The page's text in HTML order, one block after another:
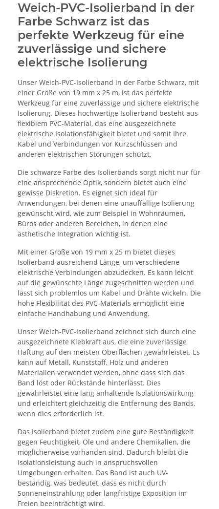
Weich-PVC-Isolierband in der
Farbe Schwarz ist das
perfekte Werkzeug für eine
zuverlässige und sichere
elektrische Isolierung
Unser Weich-PVC-Isolierband in der Farbe Schwarz, mit
einer Größe von 19 mm x 25 m, ist das perfekte
Werkzeug für eine zuverlässige und sichere elektrische
Isolierung. Dieses hochwertige Isolierband besteht aus
flexiblem PVC-Material, das eine ausgezeichnete
elektrische Isolationsfähigkeit bietet und somit Ihre
Kabel und Verbindungen vor Kurzschlüssen und
anderen elektrischen Störungen schützt.
Die schwarze Farbe des Isolierbands sorgt nicht nur für
eine ansprechende Optik, sondern bietet auch eine
gewisse Diskretion. Es eignet sich ideal für
Anwendungen, bei denen eine unauffällige Isolierung
gewünscht wird, wie zum Beispiel in Wohnräumen,
Büros oder anderen Bereichen, in denen eine
ästhetische Integration wichtig ist.
Mit einer Größe von 19 mm x 25 m bietet dieses
Isolierband ausreichend Länge, um verschiedene
elektrische Verbindungen abzudecken. Es kann leicht
auf die gewünschte Länge zugeschnitten werden und
lässt sich problemlos um Kabel und Drähte wickeln. Die
hohe Flexibilität des PVC-Materials ermöglicht eine
einfache Handhabung und Anwendung.
Unser Weich-PVC-Isolierband zeichnet sich durch eine
ausgezeichnete Klebkraft aus, die eine zuverlässige
Haftung auf den meisten Oberflächen gewährleistet. Es
kann auf Metall, Kunststoff, Holz und anderen
Materialien verwendet werden, ohne dass sich das
Band löst oder Rückstände hinterlässt. Dies
gewährleistet eine lang anhaltende Isolationswirkung
und erleichtert gleichzeitig die Entfernung des Bands,
wenn dies erforderlich ist.
Das Isolierband bietet zudem eine gute Beständigkeit
gegen Feuchtigkeit, Öle und andere Chemikalien, die
möglicherweise vorhanden sind. Dadurch bleibt die
Isolationsleistung auch in anspruchsvollen
Umgebungen erhalten. Das Band ist auch UV-
beständig, was bedeutet, dass es nicht durch
Sonneneinstrahlung oder langfristige Exposition im
Freien beeinträchtigt wird.